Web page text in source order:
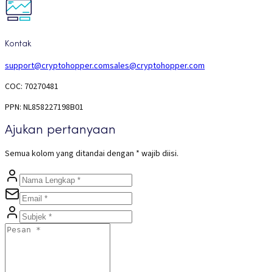
Kontak
support@cryptohopper.comsales@cryptohopper.com
COC: 70270481
PPN: NL858227198B01
Ajukan pertanyaan
Semua kolom yang ditandai dengan * wajib diisi.